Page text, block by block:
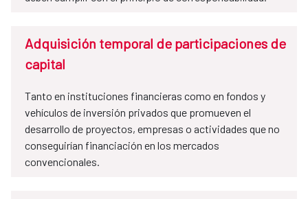
Adquisición temporal de participaciones de
capital
Tanto en instituciones financieras como en fondos y
vehículos de inversión privados que promueven el
desarrollo de proyectos, empresas o actividades que no
conseguirían financiación en los mercados
convencionales.